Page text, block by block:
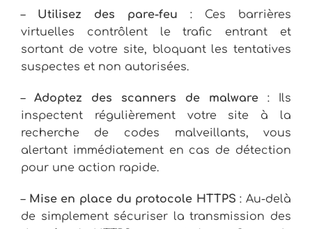
– Utilisez des pare-feu : Ces barrières
virtuelles contrôlent le trafic entrant et
sortant de votre site, bloquant les tentatives
suspectes et non autorisées.
– Adoptez des scanners de malware : Ils
inspectent régulièrement votre site à la
recherche de codes malveillants, vous
alertant immédiatement en cas de détection
pour une action rapide.
– Mise en place du protocole HTTPS : Au-delà
de simplement sécuriser la transmission des